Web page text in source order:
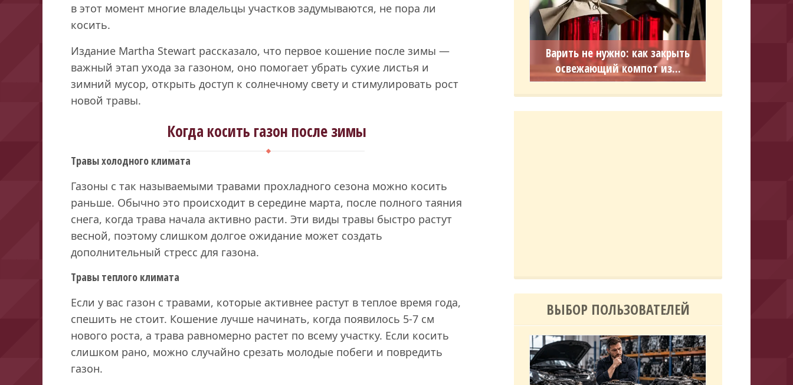
в этот момент многие владельцы участков задумываются, не пора ли
косить.
Издание Martha Stewart рассказало, что первое кошение после зимы —
важный этап ухода за газоном, оно помогает убрать сухие листья и
зимний мусор, открыть доступ к солнечному свету и стимулировать рост
новой травы.
Когда косить газон после зимы
Травы холодного климата
Газоны с так называемыми травами прохладного сезона можно косить
раньше. Обычно это происходит в середине марта, после полного таяния
снега, когда трава начала активно расти. Эти виды травы быстро растут
весной, поэтому слишком долгое ожидание может создать
дополнительный стресс для газона.
Травы теплого климата
Если у вас газон с травами, которые активнее растут в теплое время года,
спешить не стоит. Кошение лучше начинать, когда появилось 5-7 см
нового роста, а трава равномерно растет по всему участку. Если косить
слишком рано, можно случайно срезать молодые побеги и повредить
газон.
Варить не нужно: как закрыть
освежающий компот из...
ВЫБОР ПОЛЬЗОВАТЕЛЕЙ